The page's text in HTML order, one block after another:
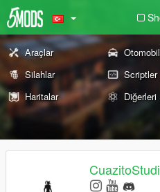
Araçlar
Silahlar
Scriptler
Haritalar
Diğerleri